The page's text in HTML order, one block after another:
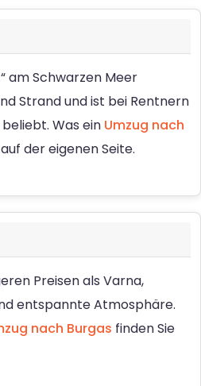
am Schwarzen Meer
Strand und ist bei Rentnern
Was ein Umzug nach
der eigenen Seite.
Preisen als Varna,
entspannte Atmosphäre.
nach Burgas finden Sie